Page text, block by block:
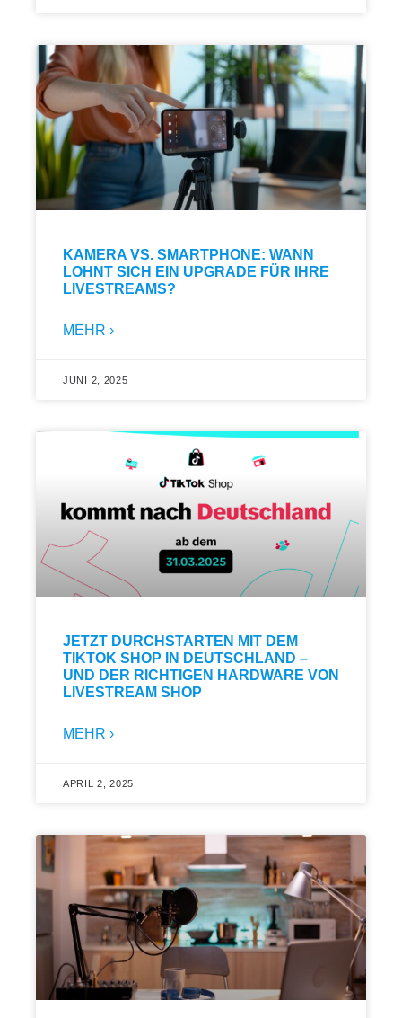
KAMERA VS. SMARTPHONE: WANN
LOHNT SICH EIN UPGRADE FÜR IHRE
LIVESTREAMS?
MEHR ›
JUNI 2, 2025
JETZT DURCHSTARTEN MIT DEM
TIKTOK SHOP IN DEUTSCHLAND –
UND DER RICHTIGEN HARDWARE VON
LIVESTREAM SHOP
MEHR ›
APRIL 2, 2025